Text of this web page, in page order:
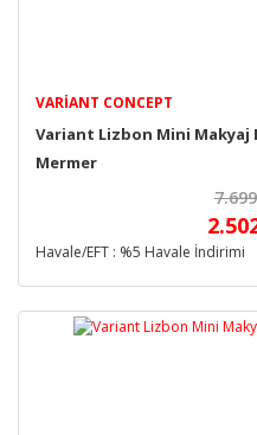
VARIANT CONCEPT
Variant Lizbon Mini Makyaj
Mermer
Havale/EFT : %5 Havale İndirimi